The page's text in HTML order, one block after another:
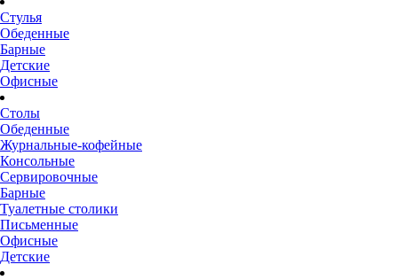
Стулья
Обеденные
Барные
Детские
Офисные
Столы
Обеденные
Журнальные-кофейные
Консольные
Сервировочные
Барные
Туалетные столики
Письменные
Офисные
Детские